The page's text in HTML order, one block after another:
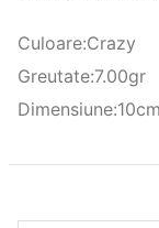
Caracteristici
Specie peste
Stil pescuit
Tip
Culoare
Culoare:Crazy
Greutate:7.00gr
Dimensiune:10cm